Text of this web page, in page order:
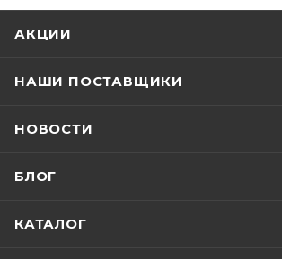
АКЦИИ
НАШИ ПОСТАВЩИКИ
НОВОСТИ
БЛОГ
КАТАЛОГ